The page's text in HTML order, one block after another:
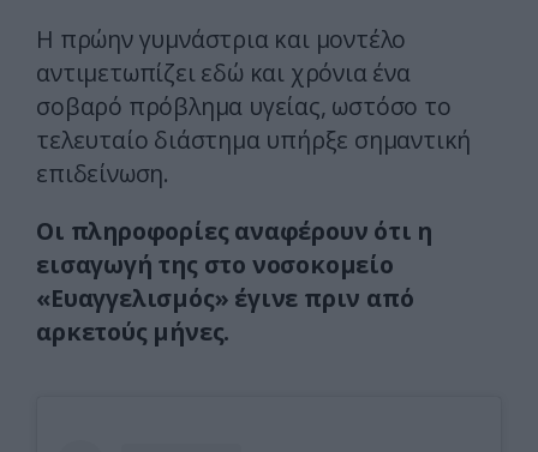
Η πρώην γυμνάστρια και μοντέλο
αντιμετωπίζει εδώ και χρόνια ένα
σοβαρό πρόβλημα υγείας, ωστόσο το
τελευταίο διάστημα υπήρξε σημαντική
επιδείνωση.
Οι πληροφορίες αναφέρουν ότι η
εισαγωγή της στο νοσοκομείο
«Ευαγγελισμός» έγινε πριν από
αρκετούς μήνες.